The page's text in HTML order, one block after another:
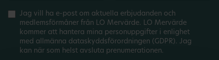
Jag vill ha e-post om aktuella erbjudanden och
medlemsförmåner från LO Mervärde. LO Mervärde
kommer att hantera mina personuppgifter i enlighet
med allmänna dataskyddsförordningen (GDPR). Jag
kan när som helst avsluta prenumerationen.